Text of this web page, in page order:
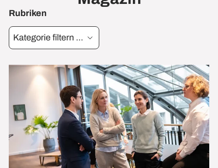
Rubriken
Kategorie filtern ...